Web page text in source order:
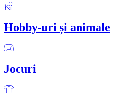
Hobby-uri și animale
Jocuri